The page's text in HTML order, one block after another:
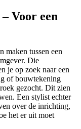
Voor een
maken tussen een
Die
je op zoek naar een
of bouwtekening
gezocht. Dit zien
Een stylist echter
over de inrichting,
het er uit moet